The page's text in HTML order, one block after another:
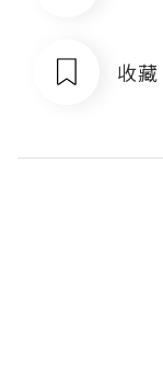
收藏